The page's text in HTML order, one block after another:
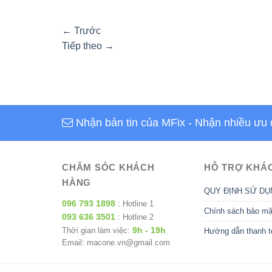
← Trước
Tiếp theo →
Nhận bản tin của MFix - Nhận nhiều ưu
CHĂM SÓC KHÁCH
HÀNG
096 793 1898 : Hotline 1
093 636 3501 : Hotline 2
Thời gian làm việc: 9h - 19h
Email: macone.vn@gmail.com
HỖ TRỢ
QUY ĐỊNH SỬ
Chính sách bảo
Hướng dẫn thanh